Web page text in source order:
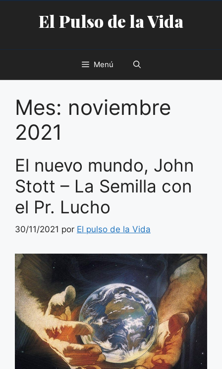
contenidoEl Pulso de la Vida
Menú
Mes: noviembre
2021
El nuevo mundo, John
Stott – La Semilla con
el Pr. Lucho
30/11/2021 por El pulso de la Vida